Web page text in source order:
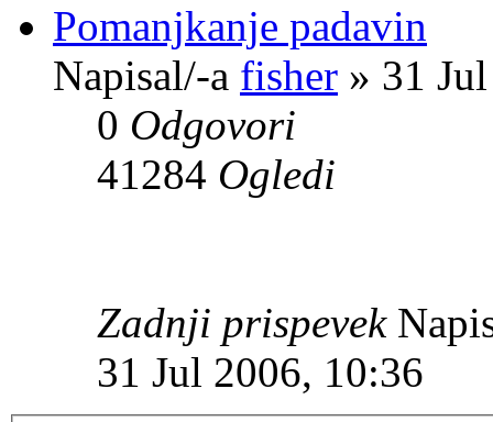
Pomanjkanje padavin
Napisal/-a fisher » 31
0 Odgovori
41284 Ogledi
Zadnji prispevek
31 Jul 2006, 10:36